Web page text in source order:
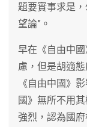
題要實事求是
望論”。
早在《自由中
慮，但是胡適
《自由中國》
國》無所不用
強烈，認為國